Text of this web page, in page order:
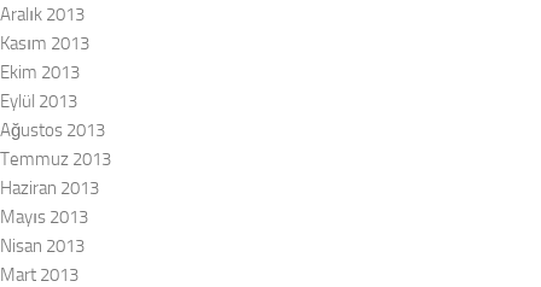
Aralık 2013
Kasım 2013
Ekim 2013
Eylül 2013
Ağustos 2013
Temmuz 2013
Haziran 2013
Mayıs 2013
Nisan 2013
Mart 2013